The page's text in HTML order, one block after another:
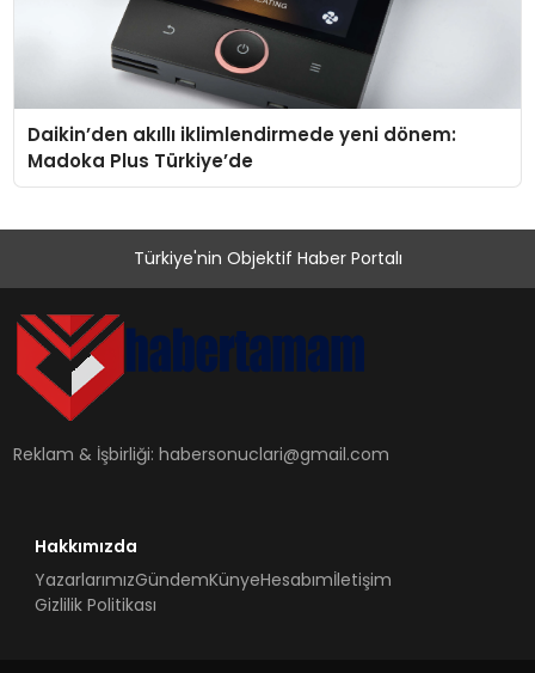
Daikin’den akıllı iklimlendirmede yeni dönem:
Madoka Plus Türkiye’de
Türkiye'nin Objektif Haber Portalı
Reklam & İşbirliği:habersonuclari@gmail.com
Hakkımızda
YazarlarımızGündemKünyeHesabımİletişim
Gizlilik Politikası